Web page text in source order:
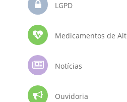
LGPD
Medicamentos de
Notícias
Ouvidoria